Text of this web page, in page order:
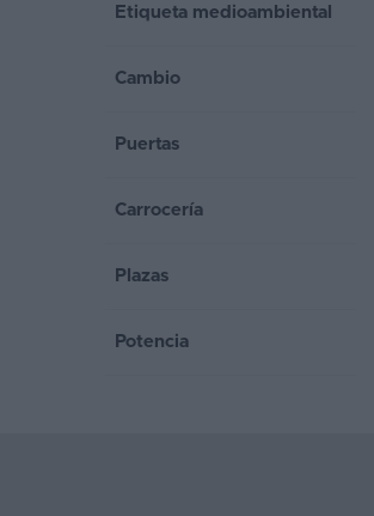
Comparador
Etiqueta medioambiental
Cambio
Puertas
Carrocería
Plazas
Potencia